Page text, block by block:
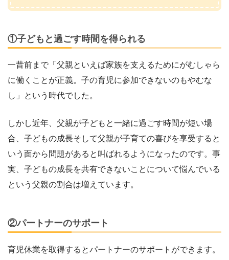
①子どもと過ごす時間を得られる
一昔前まで「父親といえば家族を支えるためにがむしゃら
に働くことが正義。子の育児に参加できないのもやむな
し」という時代でした。
しかし近年、父親が子どもと一緒に過ごす時間が短い場
合、子どもの成長そして父親が子育ての喜びを享受すると
いう面から問題があると叫ばれるようになったのです。事
実、子どもの成長を共有できないことについて悩んでいる
という父親の割合は増えています。
②パートナーのサポート
育児休業を取得するとパートナーのサポートができます。